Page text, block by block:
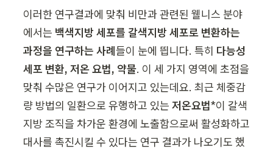
이러한 연구결과에 맞춰 비만과 관련된 웰니스 분야
에서는 백색지방 세포를 갈색지방 세포로 변환하는
과정을 연구하는 사례들이 눈에 띕니다. 특히 다능성
세포 변환, 저온 요법, 약물. 이 세 가지 영역에 초점을
맞춰 수많은 연구가 이어지고 있는데요. 최근 체중감
량 방법의 일환으로 유행하고 있는 저온요법*이 갈색
지방 조직을 차가운 환경에 노출함으로써 활성화하고
대사를 촉진시킬 수 있다는 연구 결과가 나오기도 했